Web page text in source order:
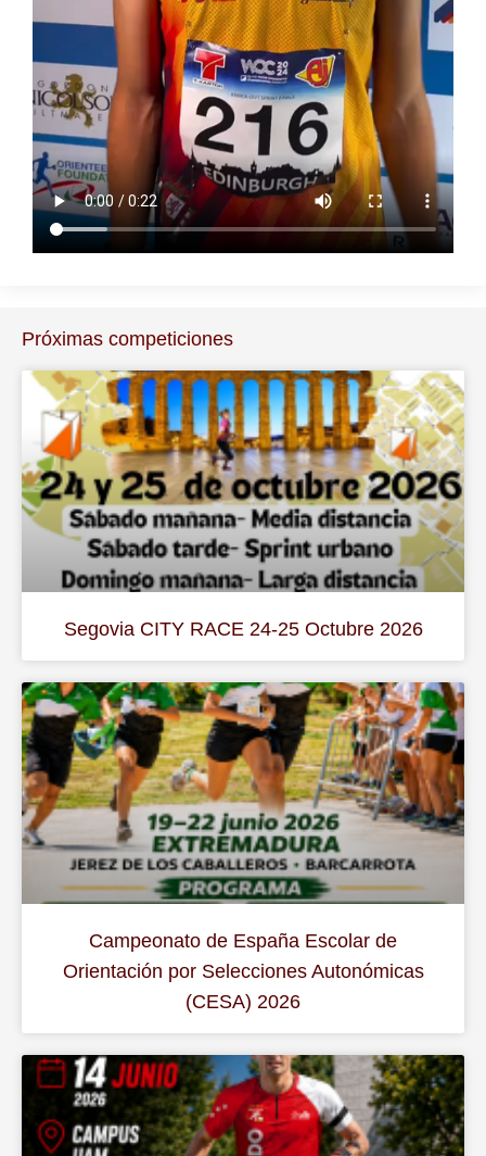
Próximas competiciones
Segovia CITY RACE 24-25 Octubre 2026
Campeonato de España Escolar de
Orientación por Selecciones Autonómicas
(CESA) 2026